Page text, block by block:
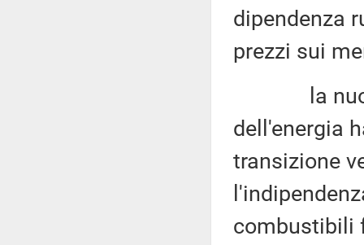
dipendenza
prezzi sui
la nuova
dell'energia
transizione
combustibili